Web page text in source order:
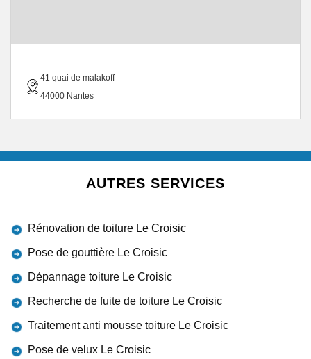
41 quai de malakoff
44000 Nantes
AUTRES SERVICES
Rénovation de toiture Le Croisic
Pose de gouttière Le Croisic
Dépannage toiture Le Croisic
Recherche de fuite de toiture Le Croisic
Traitement anti mousse toiture Le Croisic
Pose de velux Le Croisic